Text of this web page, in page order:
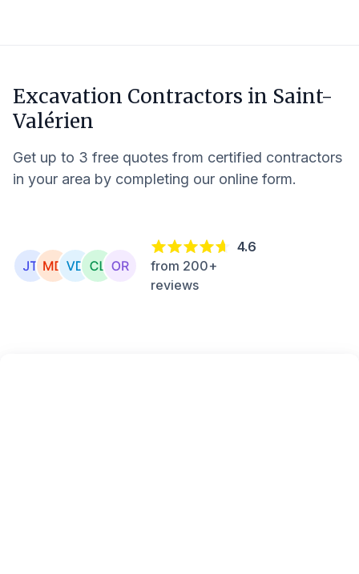
Excavation Contractors in Saint-
Valérien
Get up to 3 free quotes from certified contractors
in your area by completing our online form.
4.6
from 200+
reviews